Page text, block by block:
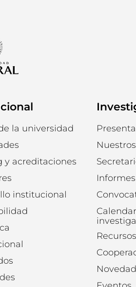
la universidad
y acreditaciones
institucional
Recursos